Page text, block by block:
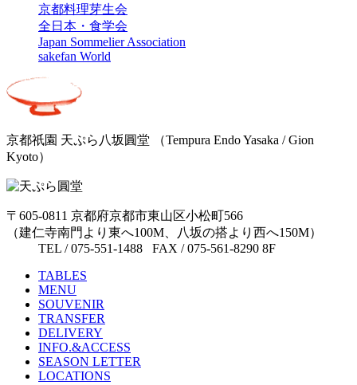
京都料理芽生会
全日本・食学会
Japan Sommelier Association
sakefan World
京都祇園 天ぷら八坂圓堂 （Tempura Endo Yasaka / Gion
Kyoto）
〒605-0811 京都府京都市東山区小松町566
（建仁寺南門より東へ100M、八坂の搭より西へ150M）
TEL / 075-551-1488 FAX / 075-561-8290 8F
TABLES
MENU
SOUVENIR
TRANSFER
DELIVERY
INFO.&ACCESS
SEASON LETTER
LOCATIONS